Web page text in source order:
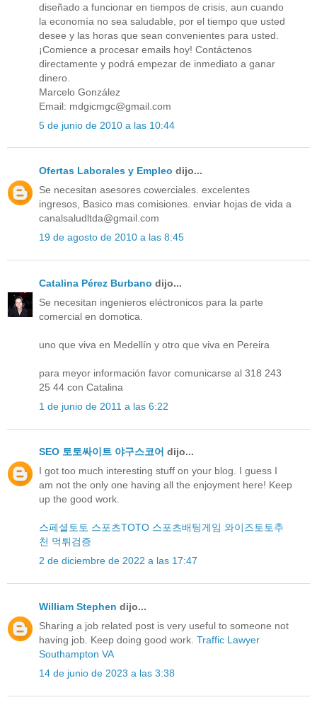
diseñado a funcionar en tiempos de crisis, aun cuando
la economía no sea saludable, por el tiempo que usted
desee y las horas que sean convenientes para usted.
¡Comience a procesar emails hoy! Contáctenos
directamente y podrá empezar de inmediato a ganar
dinero.
Marcelo González
Email: mdgicmgc@gmail.com
5 de junio de 2010 a las 10:44
Ofertas Laborales y Empleo dijo...
Se necesitan asesores cowerciales. excelentes
ingresos, Basico mas comisiones. enviar hojas de vida a
canalsaludltda@gmail.com
19 de agosto de 2010 a las 8:45
Catalina Pérez Burbano dijo...
Se necesitan ingenieros eléctronicos para la parte
comercial en domotica.
uno que viva en Medellín y otro que viva en Pereira
para meyor información favor comunicarse al 318 243
25 44 con Catalina
1 de junio de 2011 a las 6:22
SEO 토토싸이트 야구스코어 dijo...
I got too much interesting stuff on your blog. I guess I
am not the only one having all the enjoyment here! Keep
up the good work.
스페셜토토 스포츠TOTO 스포츠배팅게임 와이즈토토추
천 먹튀검증
2 de diciembre de 2022 a las 17:47
William Stephen dijo...
Sharing a job related post is very useful to someone not
having job. Keep doing good work. Traffic Lawyer
Southampton VA
14 de junio de 2023 a las 3:38